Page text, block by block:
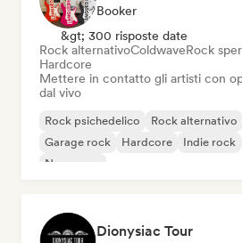
Booker
&gt; 300 risposte date
Rock alternativoColdwaveRock
Hardcore
Mettere in contatto gli artisti con
dal vivo
Rock psichedelico Rock alternativo
Garage rock
Hardcore Indie rock
New wave
Dionysiac Tour